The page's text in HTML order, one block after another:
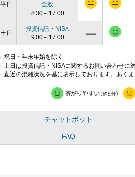
平日
全般
8:30～17:00
土日
投資信託・NISA
9:00～17:00
祝日・年末年始を除く
土日は投資信託・NISAに関するお問い合わせに
直近の混雑状況を基に表示しております。あく
チャットボット
FAQ